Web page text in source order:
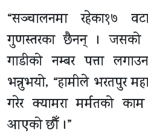
“सञ्चालनमा रहेका१७
गुणस्तरका छैनन् । जसको
गाडीको नम्बर पत्ता
भन्नुभयो, “हामीले भरतपुर
गरेर क्यामरा मर्मतको
आएको छौँ ।”